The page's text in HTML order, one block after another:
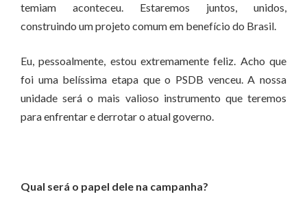
temiam aconteceu. Estaremos juntos, unidos,
construindo um projeto comum em benefício do Brasil.
Eu, pessoalmente, estou extremamente feliz. Acho que
foi uma belíssima etapa que o PSDB venceu. A nossa
unidade será o mais valioso instrumento que teremos
para enfrentar e derrotar o atual governo.
Qual será o papel dele na campanha?